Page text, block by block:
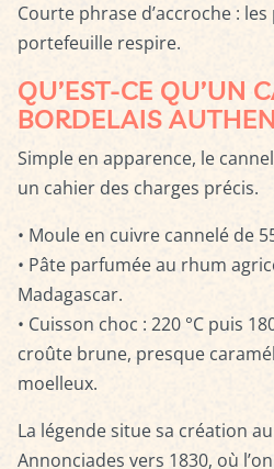
Courte phrase d’accroche :
portefeuille respire.
QU’EST-CE QU’UN
BORDELAIS
Simple en apparence, le
un cahier des charges précis.
• Moule en cuivre cannelé de
• Pâte parfumée au rhum
Madagascar.
• Cuisson choc : 220 °C puis
croûte brune, presque
moelleux.
La légende situe sa création
Annonciades vers 1830, où